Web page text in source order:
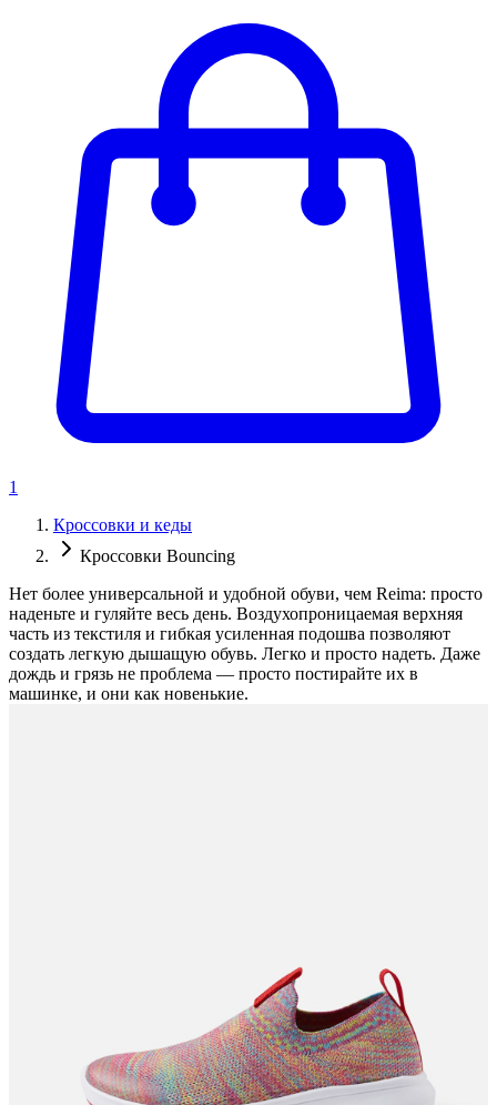
1
Кроссовки и кеды
Кроссовки Bouncing
Нет более универсальной и удобной обуви, чем Reima: просто
наденьте и гуляйте весь день. Воздухопроницаемая верхняя
часть из текстиля и гибкая усиленная подошва позволяют
создать легкую дышащую обувь. Легко и просто надеть. Даже
дождь и грязь не проблема — просто постирайте их в
машинке, и они как новенькие.